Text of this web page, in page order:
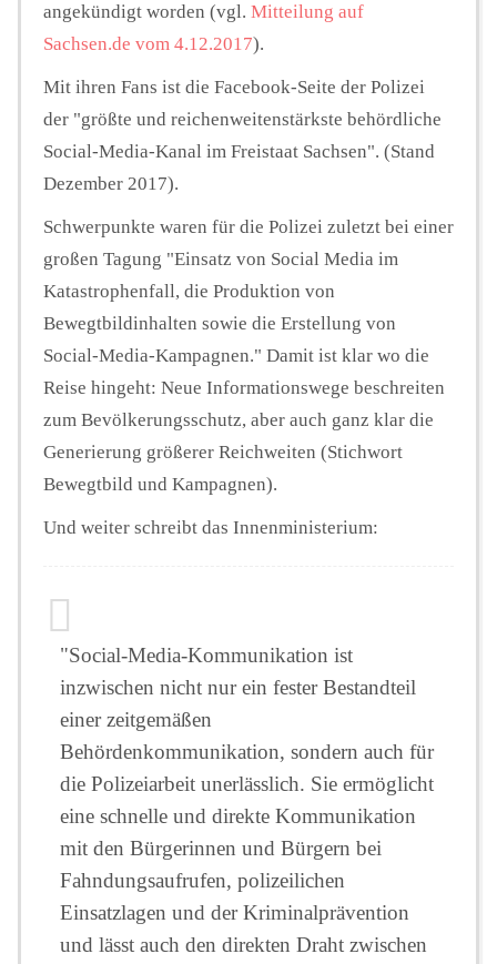
angekündigt worden (vgl. Mitteilung auf
Sachsen.de vom 4.12.2017).
Mit ihren Fans ist die Facebook-Seite der Polizei
der "größte und reichenweitenstärkste behördliche
Social-Media-Kanal im Freistaat Sachsen". (Stand
Dezember 2017).
Schwerpunkte waren für die Polizei zuletzt bei einer
großen Tagung "Einsatz von Social Media im
Katastrophenfall, die Produktion von
Bewegtbildinhalten sowie die Erstellung von
Social-Media-Kampagnen." Damit ist klar wo die
Reise hingeht: Neue Informationswege beschreiten
zum Bevölkerungsschutz, aber auch ganz klar die
Generierung größerer Reichweiten (Stichwort
Bewegtbild und Kampagnen).
Und weiter schreibt das Innenministerium:
"Social-Media-Kommunikation ist
inzwischen nicht nur ein fester Bestandteil
einer zeitgemäßen
Behördenkommunikation, sondern auch für
die Polizeiarbeit unerlässlich. Sie ermöglicht
eine schnelle und direkte Kommunikation
mit den Bürgerinnen und Bürgern bei
Fahndungsaufrufen, polizeilichen
Einsatzlagen und der Kriminalprävention
und lässt auch den direkten Draht zwischen